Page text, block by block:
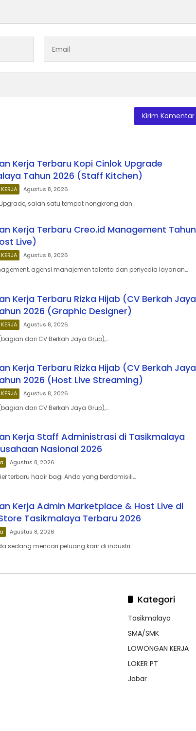
Kerja Terbaru Kopi Cinlok Upgrade
Tahun 2026 (Staff Kitchen)
Agustus 8, 2026
salah satu tempat nongkrong dan…
Kerja Terbaru Creo.id Management Tahun
Live)
Agustus 8, 2026
agensi manajemen talenta dan penyedia layanan…
Kerja Terbaru Rizka Hijab (CV Berkah Jaya
2026 (Graphic Designer)
Agustus 8, 2026
dari CV Berkah Jaya Grup),…
Kerja Terbaru Rizka Hijab (CV Berkah Jaya
2026 (Host Live Streaming)
Agustus 8, 2026
dari CV Berkah Jaya Grup),…
Kerja Staff Administrasi di Tasikmalaya
Nasional 2026
Agustus 8, 2026
terbaru hadir bagi Anda yang berdomisili…
Kerja Admin Marketplace & Host Live di
Tasikmalaya Terbaru 2026
Agustus 8, 2026
sedang mencari peluang karir di industri…
Kategori
Tasikmalaya
SMA/SMK
LOWONGAN KERJA
LOKER PT
Jabar